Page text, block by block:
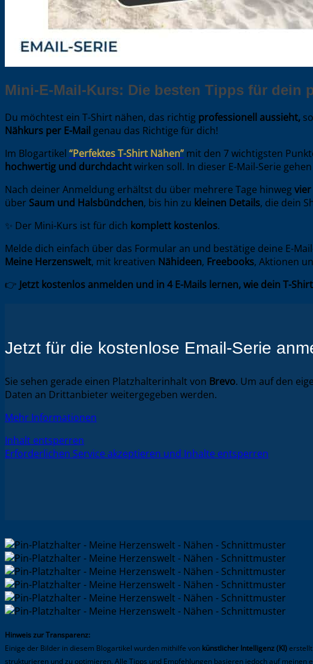
Mini-E-Mail-Kurs: Die besten Tipps für dein
Du möchtest ein T-Shirt nähen, das richtig professionell aussieht, so
Nähkurs per E-Mail genau das Richtige für dich!
Im Blogartikel “Perfektes T-Shirt Nähen” mit den 7 wichtigsten
hochwertig und durchdachtwirken soll. In dieser E-Mail-Serie
Nach deiner Anmeldung erhältst du über mehrere Tage hinwegvier
über Saum und Halsbündchen, bis hin zu kleinen Details, die dein
✨ Der Mini-Kurs ist für dich komplett kostenlos.
Melde dich einfach über das Formular an und bestätige deine E-
Meine Herzenswelt, mit kreativen Nähideen, Freebooks, Aktionen
👉 Jetzt kostenlos anmelden und in 4 E-Mails lernen, wie dein T-
Jetzt für die kostenlose Email-Serie
Sie sehen gerade einen Platzhalterinhalt von Brevo. Um auf den
Daten an Drittanbieter weitergegeben werden.
Mehr Informationen
Inhalt entsperren
Erforderlichen Service akzeptieren und Inhalte entsperren
Hinweis zur Transparenz:
Einige der Bilder in diesem Blogartikel wurden mithilfe von künstlicher Intelligenz (KI)
strukturieren und zu optimieren. Alle Tipps und Empfehlungen basieren jedoch auf meinen